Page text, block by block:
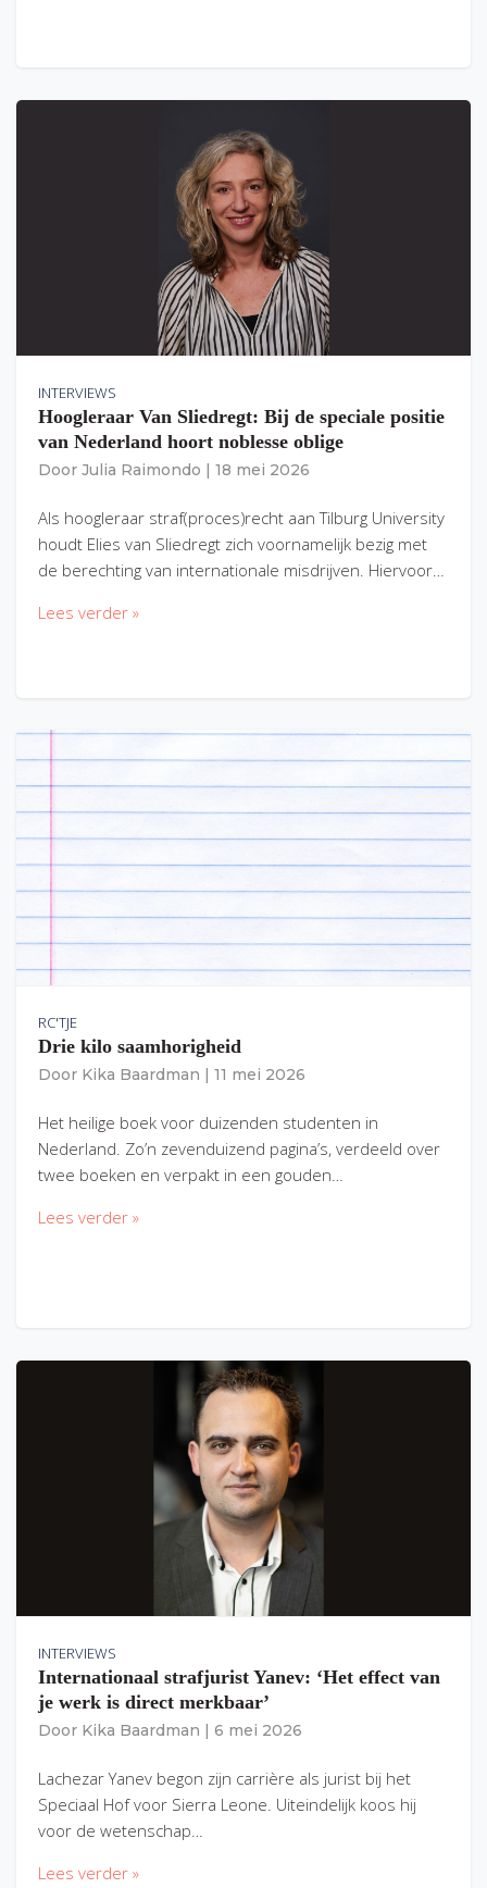
INTERVIEWS
Hoogleraar Van Sliedregt: Bij de speciale positie
van Nederland hoort noblesse oblige
Door Julia Raimondo 18 mei 2026
Als hoogleraar straf(proces)recht aan Tilburg University
houdt Elies van Sliedregt zich voornamelijk bezig met
de berechting van internationale misdrijven. Hiervoor…
Lees verder »
RC'TJE
Drie kilo saamhorigheid
Door Kika Baardman 11 mei 2026
Het heilige boek voor duizenden studenten in
Nederland. Zo’n zevenduizend pagina’s, verdeeld over
twee boeken en verpakt in een gouden…
Lees verder »
INTERVIEWS
Internationaal strafjurist Yanev: ‘Het effect van
je werk is direct merkbaar’
Door Kika Baardman 6 mei 2026
Lachezar Yanev begon zijn carrière als jurist bij het
Speciaal Hof voor Sierra Leone. Uiteindelijk koos hij
voor de wetenschap…
Lees verder »